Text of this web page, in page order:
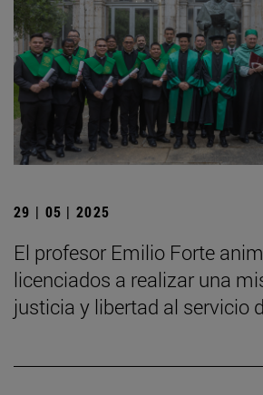
29 | 05 | 2025
El profesor Emilio Forte
licenciados a realizar una
justicia y libertad al servicio